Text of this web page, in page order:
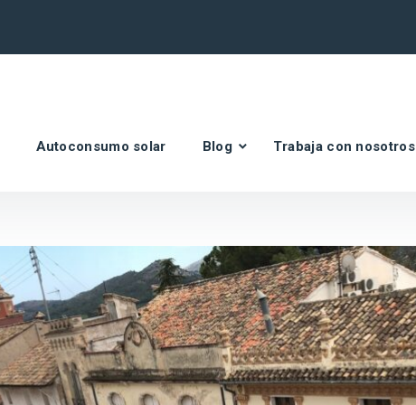
Autoconsumo solar Blog Trabaja con nosotros